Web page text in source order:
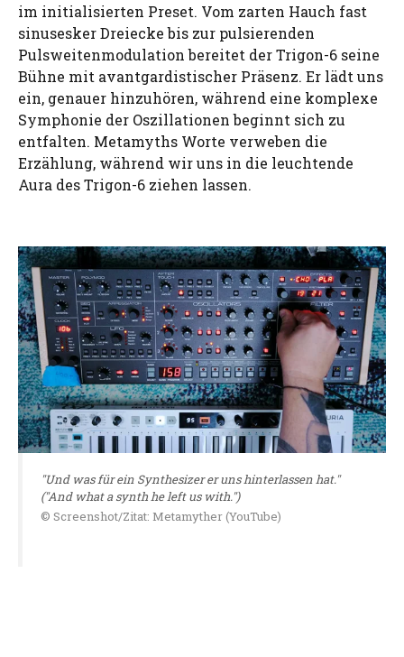
im initialisierten Preset. Vom zarten Hauch fast
sinusesker Dreiecke bis zur pulsierenden
Pulsweitenmodulation bereitet der Trigon-6 seine
Bühne mit avantgardistischer Präsenz. Er lädt uns
ein, genauer hinzuhören, während eine komplexe
Symphonie der Oszillationen beginnt sich zu
entfalten. Metamyths Worte verweben die
Erzählung, während wir uns in die leuchtende
Aura des Trigon-6 ziehen lassen.
"Und was für ein Synthesizer er uns hinterlassen hat."
("And what a synth he left us with.")
© Screenshot/Zitat: Metamyther (YouTube)